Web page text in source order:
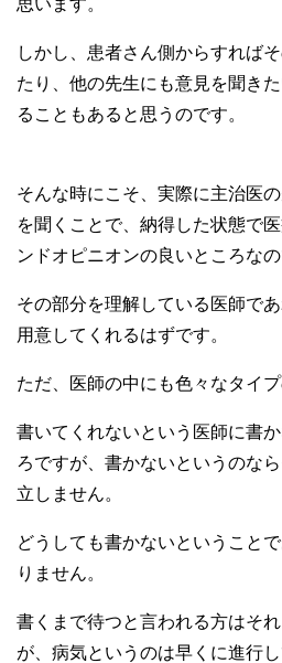
思います。
しかし、患者さん側からすれば
たり、他の先生にも意見を聞き
ることもあると思うのです。
そんな時にこそ、実際に主治医
を聞くことで、納得した状態で
ンドオピニオンの良いところなの
その部分を理解している医師で
用意してくれるはずです。
ただ、医師の中にも色々なタイプ
書いてくれないという医師に書
ろですが、書かないというのな
立しません。
どうしても書かないということ
りません。
書くまで待つと言われる方はそ
が、病気というのは早くに進行